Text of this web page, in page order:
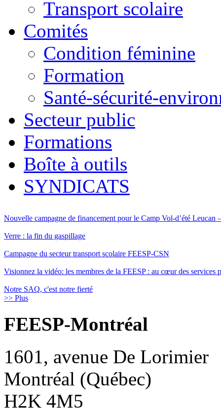
Transport scolaire
Comités
Condition féminine
Formation
Santé-sécurité-
Secteur public
Formations
Boîte à outils
SYNDICATS
Nouvelle campagne de financement pour le Camp Vol-d’été Leucan
Verre : la fin du gaspillage
Campagne du secteur transport scolaire FEESP-CSN
Visionnez la vidéo: les membres de la FEESP : au cœur des services
Notre SAQ, c'est notre fierté
>> Plus
FEESP-Montréal
1601, avenue De Lorimier
Montréal (Québec)
H2K 4M5